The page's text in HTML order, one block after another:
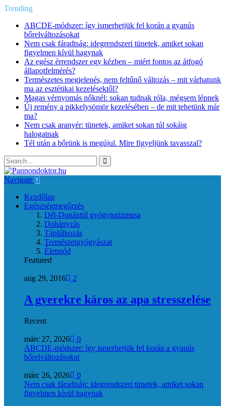
Trending
ABCDE‑módszer: így ismerhetjük fel korán a gyanús
bőrelváltozásokat
Nem csak fáradtság: idegrendszeri tünetek, amiket sokan
figyelmen kívül hagynak
Az egész érrendszer egy kézben – miért fontos az átfogó
állapotfelmérés?
Természetes megjelenés, nem feltűnő változás – mit várhatunk
ma az esztétikai kezelésektől?
Magas vérnyomás nőknél: sokan tudnak róla, mégsem lépnek
Új remény a pikkelysömör kezelésében – de mit tehetünk már
ma?
Nem csak aranyér: tünetek, amiket sokan túl sokáig
halogatnak
Tél után a bőrünk is megújul. Mire figyeljünk tavasszal?
Navigate
Kezdőlap
Egészségmegőrzés
Dél-Dunántúl gyógyturizmusa
Dohányzás
Táplálkozás
Természetgyógyászat
Életmód
Featured
aug 29, 2016 2
A gyerekre káros az apa stresszelése
Recent
márc 27, 2026
0
ABCDE‑módszer: így ismerhetjük fel korán a gyanús
bőrelváltozásokat
márc 26, 2026
0
Nem csak fáradtság: idegrendszeri tünetek, amiket sokan
figyelmen kívül hagynak